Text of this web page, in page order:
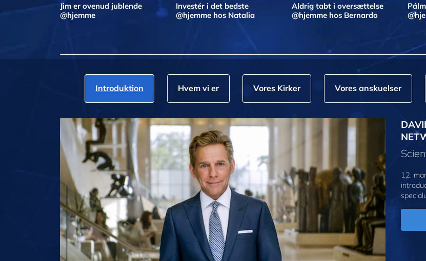
Jim er ovenud jublende
@hjemme
Investér i det bedste
@hjemme hos Natalia
Aldrig tabt i oversættelse
@hjemme hos Bernardo
Introduktion Hvem vi er Vores Kirker Vores anskuelser
12.